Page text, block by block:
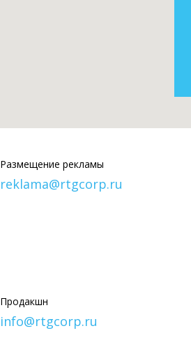
Размещение рекламы
reklama@rtgcorp.ru
Продакшн
info@rtgcorp.ru